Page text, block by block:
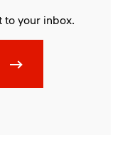
to your inbox.